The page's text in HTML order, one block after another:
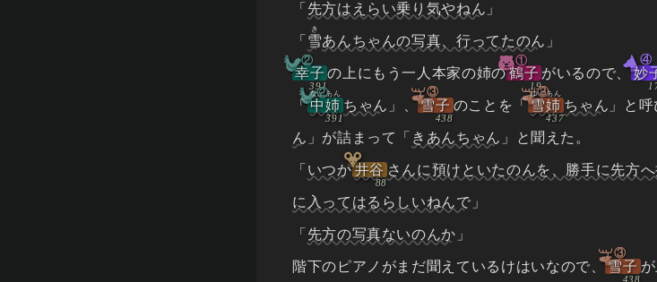
「 先方はえらい乗り気やねん 」
「 雪
き
あんちゃんの写真、行ってたのん 」
幸子
②
の上にもう一人本家の姉の鶴子
①
がいるので、妙
④
「中姉
なかあん
②
ちゃん 」、雪子
③
のことを「雪姉
ゆきあん
③
ちゃん 」と
ん 」が詰まって「 きあんちゃん 」と聞えた。
「 いつか井谷 さんに預けといたのんを、勝手に先方
に入ってはるらしいねんで 」
「 先方の写真ないのんか 」
階下のピアノがまだ聞えているけはいなので、雪子
③